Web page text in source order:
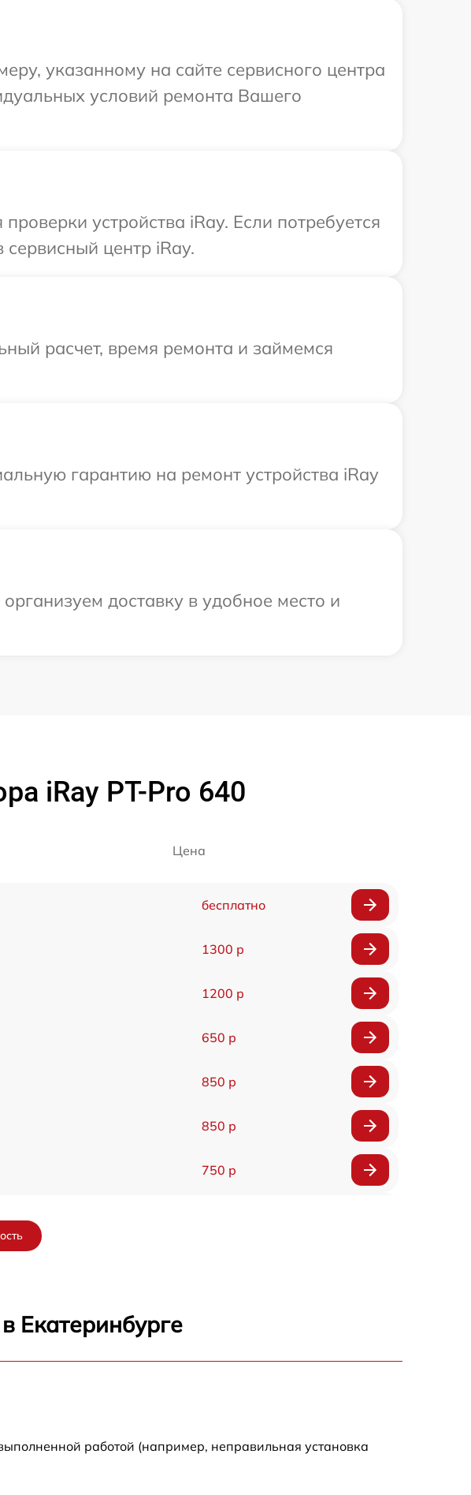
указанному на сайте сервисного центра
условий ремонта Вашего
устройства iRay. Если потребуется
центр iRay.
расчет, время ремонта и займемся
гарантию на ремонт устройства iRay
доставку в удобное место и
iRay PT-Pro 640
Цена
бесплатно
1300 р
1200 р
650 р
850 р
850 р
750 р
Екатеринбурге
работой (например, неправильная установка